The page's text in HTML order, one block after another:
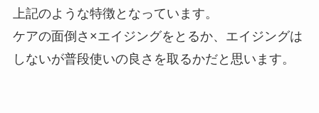
上記のような特徴となっています。
ケアの面倒さ×エイジングをとるか、エイジングは
しないが普段使いの良さを取るかだと思います。